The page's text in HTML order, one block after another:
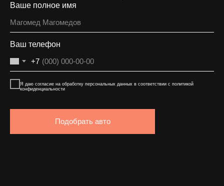
Ваше полное имя
Ваш телефон
+7
Я даю согласие на обработку персональных данных в соответствии с политикой
конфиденциальности
Подобрать авто